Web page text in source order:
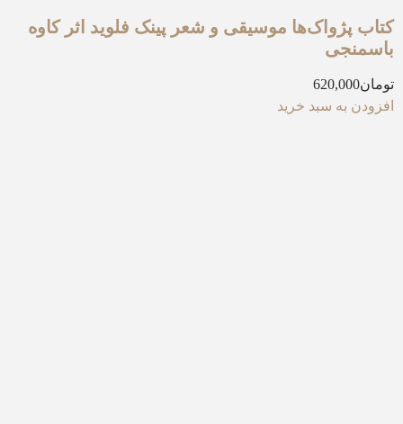
کتاب پژواک‌ها موسیقی و شعر پینک فلوید اثر کاوه
باسمنجی
تومان620,000
افزودن به سبد خرید